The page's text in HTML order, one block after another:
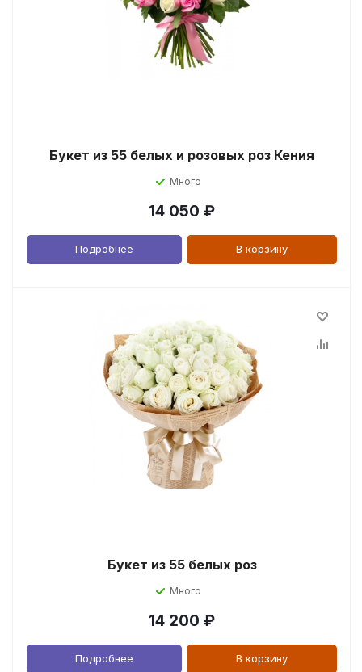
Букет из 55 белых и розовых роз Кения
Много
14 050 ₽
Подробнее В корзину
Букет из 55 белых роз
Много
14 200 ₽
Подробнее В корзину